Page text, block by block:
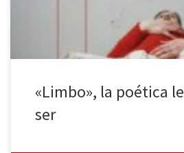
«Limbo», la poética
ser